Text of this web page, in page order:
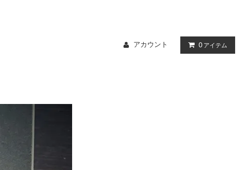
アカウント 0 アイテム